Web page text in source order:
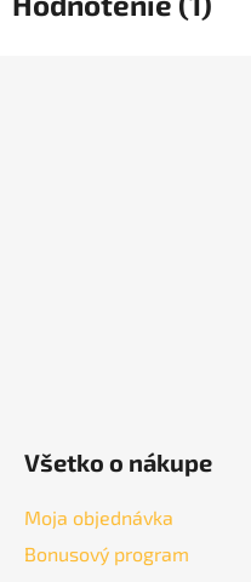
Všetko o nákupe
Moja objednávka
Bonusový program